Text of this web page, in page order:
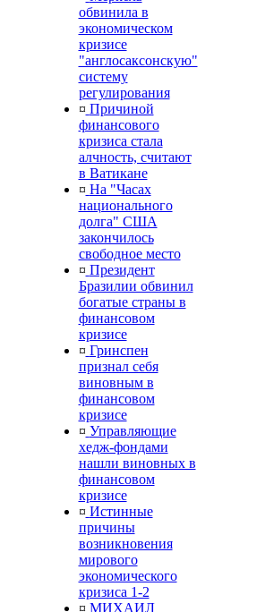
обвинила в
экономическом
кризисе
"англосаксонскую"
систему
регулирования
¤ Причиной
финансового
кризиса стала
алчность, считают
в Ватикане
¤ На "Часах
национального
долга" США
закончилось
свободное место
¤ Президент
Бразилии обвинил
богатые страны в
финансовом
кризисе
¤ Гринспен
признал себя
виновным в
финансовом
кризисе
¤ Управляющие
хедж-фондами
нашли виновных в
финансовом
кризисе
¤ Истинные
причины
возникновения
мирового
экономического
кризиса 1-2
¤ МИХАИЛ